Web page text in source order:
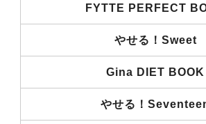
FYTTE PERFECT
やせる！Sweet
Gina DIET BOOK
やせる！